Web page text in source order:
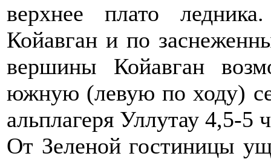
верхнее плато
Койавган и по
вершины Койавган
южную (левую по ходу)
альплагеря Уллутау 4,5-5
От Зеленой гостиницы